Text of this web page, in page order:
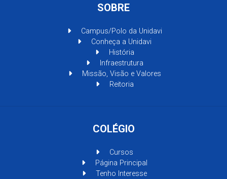
SOBRE
Campus/Polo da Unidavi
Conheça a Unidavi
História
Infraestrutura
Missão, Visão e Valores
Reitoria
COLÉGIO
Cursos
Página Principal
Tenho Interesse